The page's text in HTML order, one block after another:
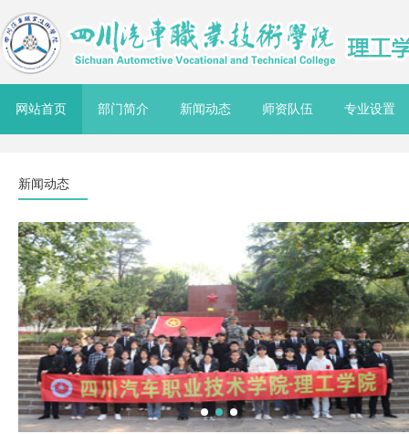
网站首页 部门简介 新闻动态 师资队伍 专业设置
新闻动态